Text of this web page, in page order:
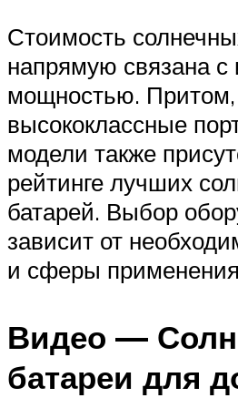
Стоимость
напрямую связана с
мощностью. Притом,
высококлассные
модели также
рейтинге лучших
батарей. Выбор
зависит от
и сферы
Видео —
батареи для